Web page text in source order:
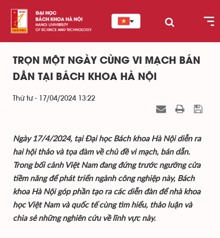
TRỌN MỘT NGÀY CÙNG VI MẠCH BÁN
DẪN TẠI BÁCH KHOA HÀ NỘI
Thứ tư - 17/04/2024 13:22
Ngày 17/4/2024, tại Đại học Bách khoa Hà Nội diễn ra
hai hội thảo và tọa đàm về chủ đề vi mạch, bán dẫn.
Trong bối cảnh Việt Nam đang đứng trước ngưỡng cửa
tiềm năng để phát triển ngành công nghiệp này, Bách
khoa Hà Nội góp phần tạo ra các diễn đàn để nhà khoa
học Việt Nam và quốc tế cùng tìm hiểu, thảo luận và
chia sẻ những nghiên cứu về lĩnh vực này.